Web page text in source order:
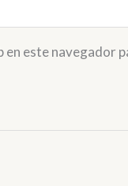
este navegador